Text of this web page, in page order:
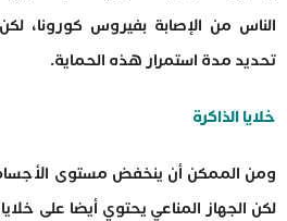
الناس من الإصابة بفيروس كورونا،
تحديد مدة استمرار هذه الحماية.
خلايا الذاكرة
ومن الممكن أن ينخفض ​​مستوى
لكن الجهاز المناعي يحتوي أيضا على